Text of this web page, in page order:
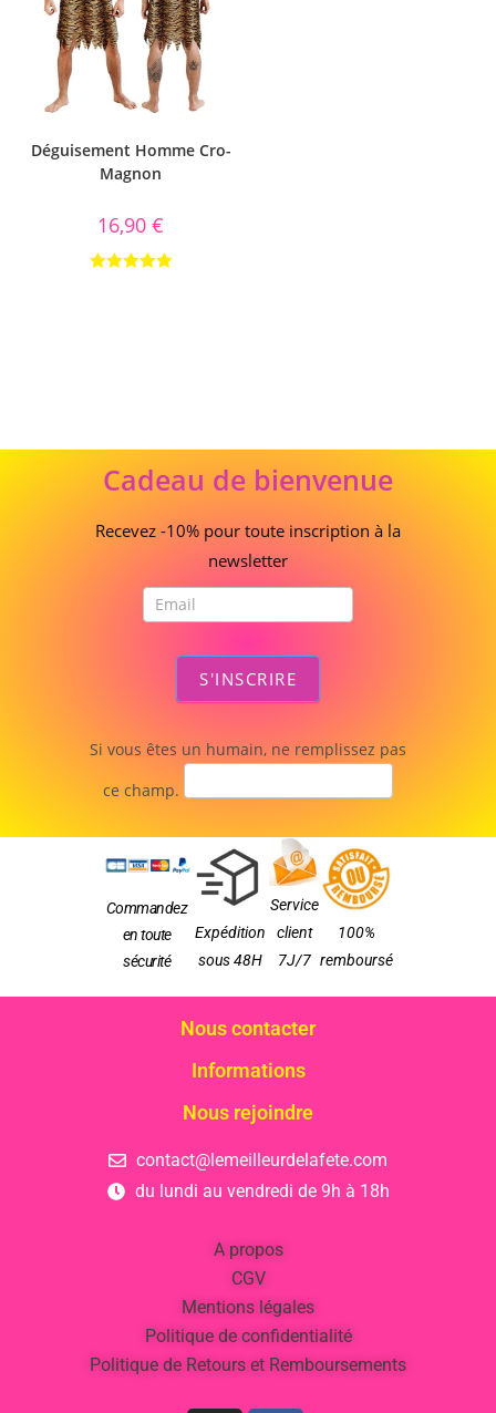
Déguisement Homme Cro-
Magnon
16,90€
deCadeau de bienvenue
Recevez -10% pour toute inscription à la
newsletter
S'INSCRIRE
Si vous êtes un humain, ne remplissez pas
ce champ.
Commandez
en toute
sécurité
Expédition
sous 48H
Service
client
7J/7
100%
remboursé
Nous contacter
Informations
Nous rejoindre
contact@lemeilleurdelafete.com
du lundi au vendredi de 9h à 18h
A propos
CGV
Mentions légales
Politique de confidentialité
Politique de Retours et Remboursements